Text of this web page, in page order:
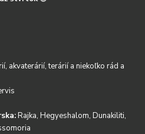
akvaterárií, terárií a niekoľko rád a
Rajka, Hegyeshalom, Dunakiliti,